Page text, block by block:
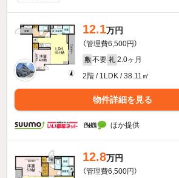
12.1万円
（管理費6,500円）
敷 不要 礼 2.0ヶ月
2階 / 1LDK / 38.11㎡
物件詳細を見る
ほか提供
12.8万円
（管理費6,500円）